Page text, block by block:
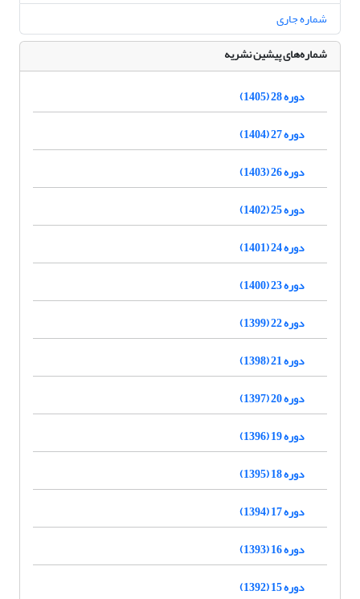
شماره جاری
شماره‌های پیشین نشریه
دوره 28 (1405)
دوره 27 (1404)
دوره 26 (1403)
دوره 25 (1402)
دوره 24 (1401)
دوره 23 (1400)
دوره 22 (1399)
دوره 21 (1398)
دوره 20 (1397)
دوره 19 (1396)
دوره 18 (1395)
دوره 17 (1394)
دوره 16 (1393)
دوره 15 (1392)